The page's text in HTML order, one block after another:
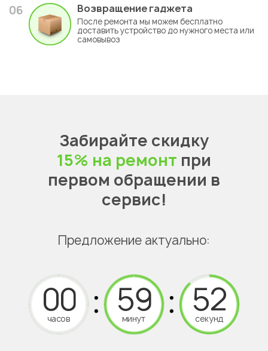
06 Возвращение гаджета
После ремонта мы можем бесплатно
доставить устройство до нужного места или
самовывоз
Забирайте скидку
15% на ремонт при
первом обращении в
сервис!
Предложение актуально:
часов минут секунд